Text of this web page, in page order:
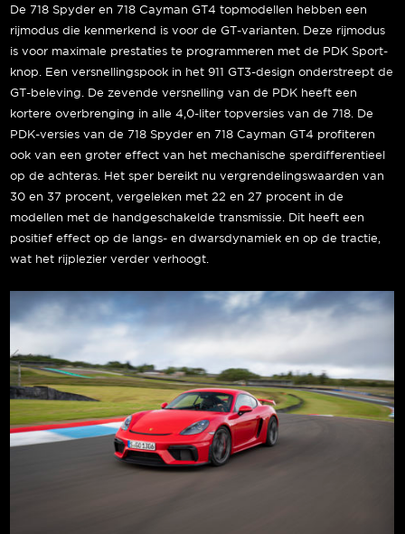
De 718 Spyder en 718 Cayman GT4 topmodellen hebben een
rijmodus die kenmerkend is voor de GT-varianten. Deze rijmodus
is voor maximale prestaties te programmeren met de PDK Sport-
knop. Een versnellingspook in het 911 GT3-design onderstreept de
GT-beleving. De zevende versnelling van de PDK heeft een
kortere overbrenging in alle 4,0-liter topversies van de 718. De
PDK-versies van de 718 Spyder en 718 Cayman GT4 profiteren
ook van een groter effect van het mechanische sperdifferentieel
op de achteras. Het sper bereikt nu vergrendelingswaarden van
30 en 37 procent, vergeleken met 22 en 27 procent in de
modellen met de handgeschakelde transmissie. Dit heeft een
positief effect op de langs- en dwarsdynamiek en op de tractie,
wat het rijplezier verder verhoogt.